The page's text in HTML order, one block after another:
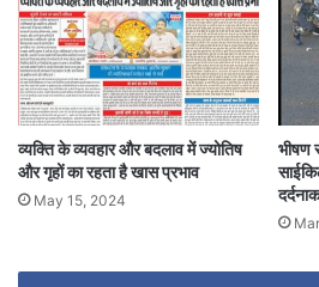
व्यक्ति के व्यवहार और बदलाव में ज्योतिष
और गृहों का रहता है खास प्रभाव
May 15, 2024
भीषण